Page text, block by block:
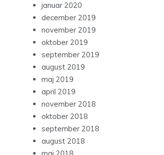
januar 2020
december 2019
november 2019
oktober 2019
september 2019
august 2019
maj 2019
april 2019
november 2018
oktober 2018
september 2018
august 2018